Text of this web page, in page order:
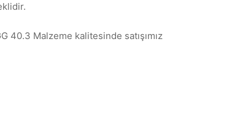
40.3 Malzeme kalitesinde satışımız